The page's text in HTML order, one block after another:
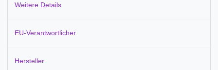
Weitere Details
EU-Verantwortlicher
Hersteller